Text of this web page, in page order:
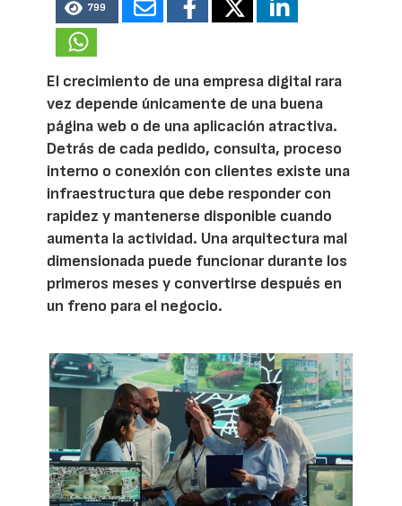
799
El crecimiento de una empresa digital rara
vez depende únicamente de una buena
página web o de una aplicación atractiva.
Detrás de cada pedido, consulta, proceso
interno o conexión con clientes existe una
infraestructura que debe responder con
rapidez y mantenerse disponible cuando
aumenta la actividad. Una arquitectura mal
dimensionada puede funcionar durante los
primeros meses y convertirse después en
un freno para el negocio.